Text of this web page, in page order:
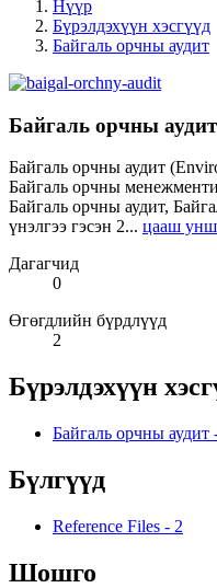
Нүүр
Бүрэлдэхүүн хэсгүүд
Байгаль орчны аудит
Байгаль орчны аудит
Байгаль орчны аудит
Байгаль орчны
Байгаль орчны аудит,
үнэлгээ гэсэн 2... цааш
Дагагчид
0
Өгөгдлийн бүрдлүүд
2
Бүрэлдэхүүн
Байгаль орчны аудит
Бүлгүүд
Reference Files - 2
Шошго